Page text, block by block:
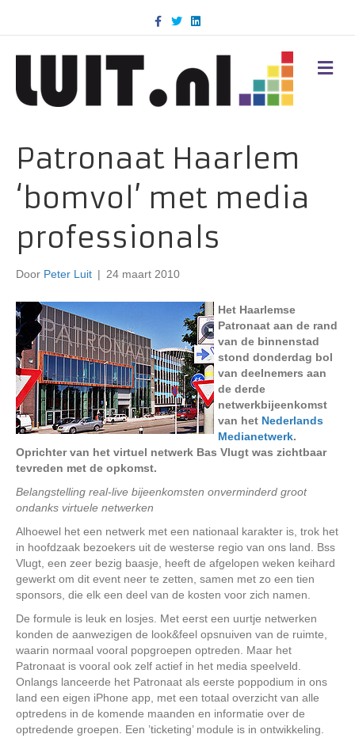
c
k
T
w
i
n
d
M
E
Patronaat Haarlem
‘bomvol’ met media
professionals
Door Peter Luit | 24 maart 2010
Het Haarlemse
Patronaat aan de rand
van de binnenstad
stond donderdag bol
van deelnemers aan
de derde
netwerkbijeenkomst
van het Nederlands
Medianetwerk.
Oprichter van het virtuel netwerk Bas Vlugt was zichtbaar
tevreden met de opkomst.
Belangstelling real-live bijeenkomsten onverminderd groot
ondanks virtuele netwerken
Alhoewel het een netwerk met een nationaal karakter is, trok het
in hoofdzaak bezoekers uit de westerse regio van ons land. Bss
Vlugt, een zeer bezig baasje, heeft de afgelopen weken keihard
gewerkt om dit event neer te zetten, samen met zo een tien
sponsors, die elk een deel van de kosten voor zich namen.
De formule is leuk en losjes. Met eerst een uurtje netwerken
konden de aanwezigen de look&feel opsnuiven van de ruimte,
waarin normaal vooral popgroepen optreden. Maar het
Patronaat is vooral ook zelf actief in het media speelveld.
Onlangs lanceerde het Patronaat als eerste poppodium in ons
land een eigen iPhone app, met een totaal overzicht van alle
optredens in de komende maanden en informatie over de
optredende groepen. Een ’ticketing’ module is in ontwikkeling.